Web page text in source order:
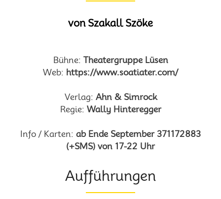
von Szakall Szöke
Bühne: Theatergruppe Lüsen
Web: https://www.soatiater.com/
Verlag: Ahn & Simrock
Regie: Wally Hinteregger
Info / Karten: ab Ende September 371172883
(+SMS) von 17-22 Uhr
Aufführungen